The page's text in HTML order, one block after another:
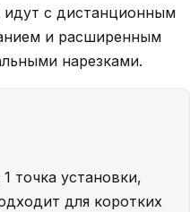
идут с дистанционным
и расширенным
нарезками.
точка установки,
для коротких